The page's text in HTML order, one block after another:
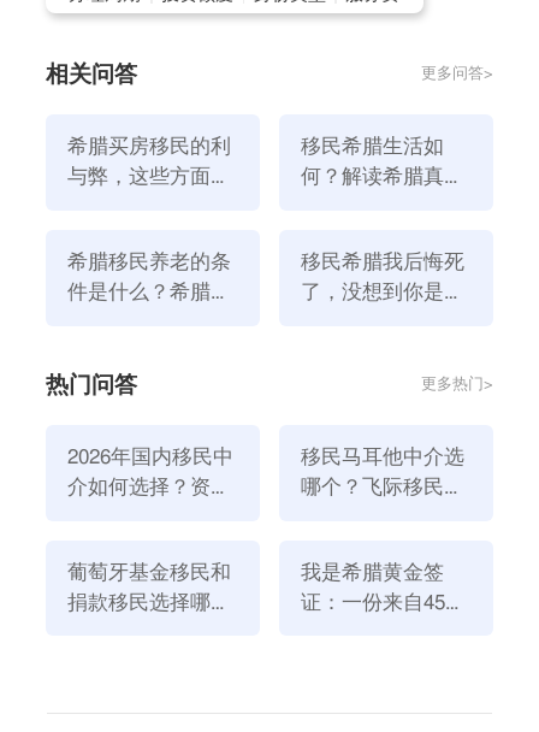
1、POS机与收银机连接；
2、锁定并预填增值税申报表；
5、新的个体户税收制度。
呢？如果有任何关于移民希腊
的资讯，可以与我们飞际
移民联系哦。
下一篇：希腊移民真实生活介绍，希腊经济究竟如何？
相关问答 更多问答>
希腊买房移民的利
与弊，这些方面了
移民希腊生活如
何？解读希腊真实
希腊移民养老的条
件是什么？希腊养
移民希腊我后悔死
了，没想到你是这
热门问答 更多热门>
2026年国内移民中
介如何选择？资
移民马耳他中介选
哪个？飞际移民是
葡萄牙基金移民和
捐款移民选择哪个
我是希腊黄金签
证：一份来自45亿